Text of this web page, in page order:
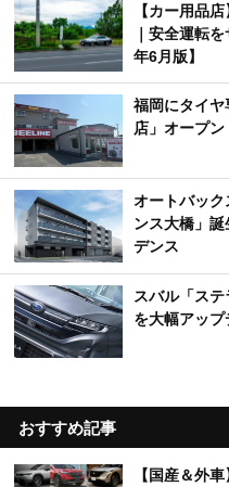
【カー用品
｜安全運転
年6月版】
福岡にタイ
店」オープ
オートバッ
ンス大橋」
デンス
スバル「ス
を大幅アップ
おすすめ記事
【国産＆外